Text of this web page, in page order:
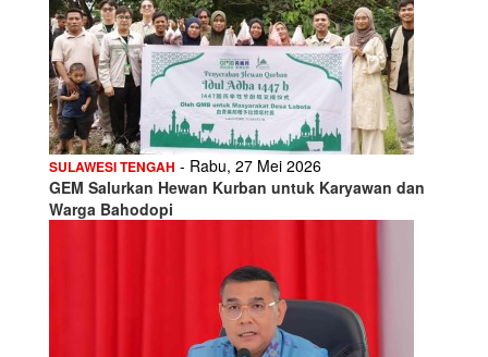
SULAWESI TENGAH - Rabu, 27 Mei 2026
GEM Salurkan Hewan Kurban untuk Karyawan dan
Warga Bahodopi